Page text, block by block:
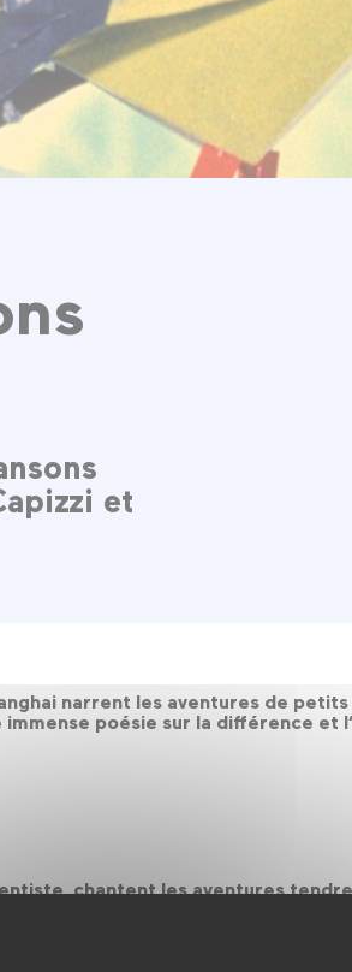
et
narrent les aventures de
poésie sur la différence et
chantent les aventures
avec malice aux images,